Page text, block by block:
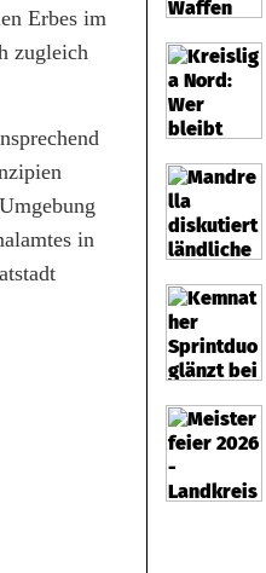
Erbes im
zugleich
in